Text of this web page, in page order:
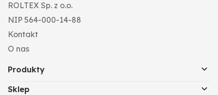
• fusselfrei
• silikonfreie Bestandteile
ROLTEX Sp. z o.o.
NIP 564-000-14-88
Kontakt
O nas
Produkty
Sklep